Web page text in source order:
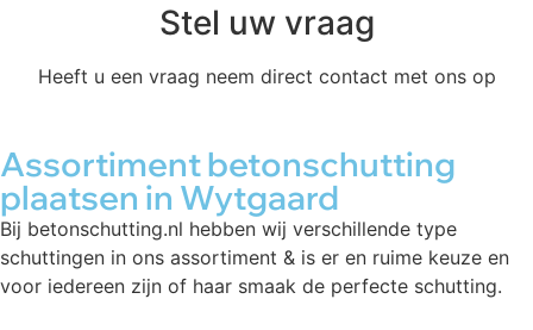
Stel uw vraag
Heeft u een vraag neem direct contact met ons op
Assortiment betonschutting
plaatsen in Wytgaard
Bij betonschutting.nl hebben wij verschillende type
schuttingen in ons assortiment & is er en ruime keuze en
voor iedereen zijn of haar smaak de perfecte schutting.